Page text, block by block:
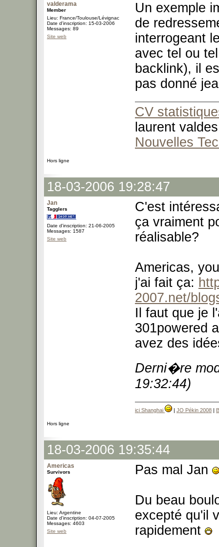
valderama
Member
Lieu: France/Toulouse/Lévignac
Date d'inscription: 15-03-2006
Messages: 89
Site web
Un exemple
de
interrogeant
avec tel ou
backlink), il
pas donné
CV
laurent
Nouvelles
Hors ligne
18-03-2006 19:28:47
Jan
Tagglers
Date d'inscription: 21-06-2005
Messages: 1587
Site web
C'est
ça vraiment
réalisable?
Americas,
j'ai fait ça:
2007.net/
Il faut que je
301powered
avez des
Derni�re
19:32:44)
ici Shanghai | JO Pékin 2008 |
Hors ligne
18-03-2006 19:35:44
Americas
Survivors
Lieu: Argentine
Date d'inscription: 04-07-2005
Messages: 4603
Site web
Pas mal Jan
Du beau
excepté qu'il
rapidement